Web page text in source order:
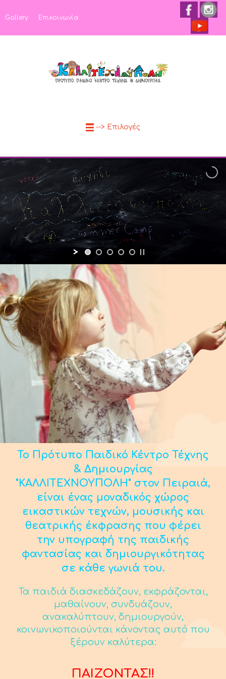
Gallery Επικοινωνία
--> Επιλογές
Το Πρότυπο Παιδικό Κέντρο Τέχνης
& Δημιουργίας
"ΚΑΛΛΙΤΕΧΝΟΥΠΟΛΗ" στον Πειραιά,
είναι ένας μοναδικός χώρος
εικαστικών τεχνών, μουσικής και
θεατρικής έκφρασης που φέρει
την υπογραφή της παιδικής
φαντασίας και δημιουργικότητας
σε κάθε γωνιά του.
Τα παιδιά διασκεδάζουν, εκφράζονται,
μαθαίνουν, συνδυάζουν,
ανακαλύπτουν, δημιουργούν,
κοινωνικοποιούνται κάνοντας αυτό που
ξέρουν καλύτερα:
ΠΑΙΖΟΝΤΑΣ!!